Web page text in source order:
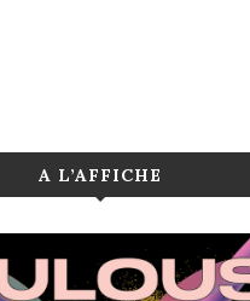
A L’AFFICHE